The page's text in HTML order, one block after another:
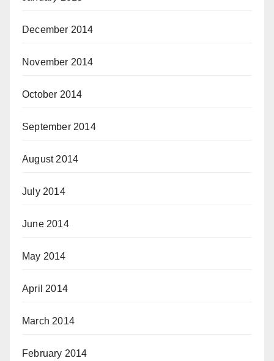
December 2014
November 2014
October 2014
September 2014
August 2014
July 2014
June 2014
May 2014
April 2014
March 2014
February 2014